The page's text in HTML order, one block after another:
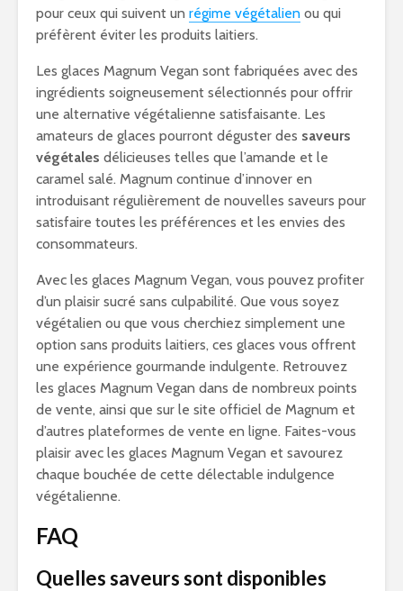
pour ceux qui suivent un régime végétalien ou qui
préfèrent éviter les produits laitiers.
Les glaces Magnum Vegan sont fabriquées avec des
ingrédients soigneusement sélectionnés pour offrir
une alternative végétalienne satisfaisante. Les
amateurs de glaces pourront déguster des saveurs
végétales délicieuses telles que l’amande et le
caramel salé. Magnum continue d’innover en
introduisant régulièrement de nouvelles saveurs pour
satisfaire toutes les préférences et les envies des
consommateurs.
Avec les glaces Magnum Vegan, vous pouvez profiter
d’un plaisir sucré sans culpabilité. Que vous soyez
végétalien ou que vous cherchiez simplement une
option sans produits laitiers, ces glaces vous offrent
une expérience gourmande indulgente. Retrouvez
les glaces Magnum Vegan dans de nombreux points
de vente, ainsi que sur le site officiel de Magnum et
d’autres plateformes de vente en ligne. Faites-vous
plaisir avec les glaces Magnum Vegan et savourez
chaque bouchée de cette délectable indulgence
végétalienne.
FAQ
Quelles saveurs sont disponibles